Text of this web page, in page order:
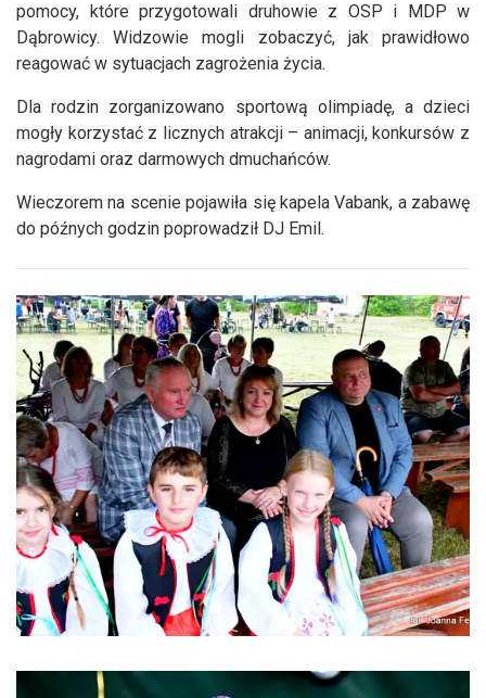
pomocy, które przygotowali druhowie z OSP i MDP w
Dąbrowicy. Widzowie mogli zobaczyć, jak prawidłowo
reagować w sytuacjach zagrożenia życia.
Dla rodzin zorganizowano sportową olimpiadę, a dzieci
mogły korzystać z licznych atrakcji – animacji, konkursów z
nagrodami oraz darmowych dmuchańców.
Wieczorem na scenie pojawiła się kapela Vabank, a zabawę
do późnych godzin poprowadził DJ Emil.